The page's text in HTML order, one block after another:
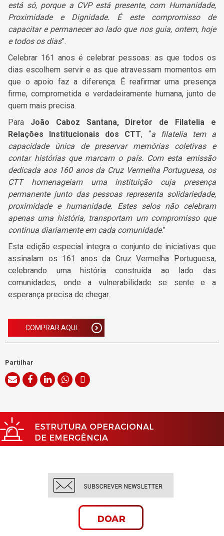
está só, porque a CVP está presente, com Humanidade,
Proximidade e Dignidade. É este compromisso de
capacitar e permanecer ao lado que nos guia, ontem, hoje
e todos os dias”.
Celebrar 161 anos é celebrar pessoas: as que todos os
dias escolhem servir e as que atravessam momentos em
que o apoio faz a diferença. É reafirmar uma presença
firme, comprometida e verdadeiramente humana, junto de
quem mais precisa.
Para João Caboz Santana, Diretor de Filatelia e
Relações Institucionais dos CTT, “a filatelia tem a
capacidade única de preservar memórias coletivas e
contar histórias que marcam o país. Com esta emissão
dedicada aos 160 anos da Cruz Vermelha Portuguesa, os
CTT homenageiam uma instituição cuja presença
permanente junto das pessoas representa solidariedade,
proximidade e humanidade. Estes selos não celebram
apenas uma história, transportam um compromisso que
continua diariamente em cada comunidade.”
Esta edição especial integra o conjunto de iniciativas que
assinalam os 161 anos da Cruz Vermelha Portuguesa,
celebrando uma história construída ao lado das
comunidades, onde a vulnerabilidade se sente e a
esperança precisa de chegar.
COMPRAR AQUI.
Partilhar